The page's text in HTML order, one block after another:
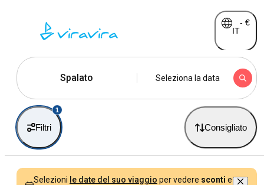
IT
- €
Spalato Seleziona la data
Filtri
1
Consigliato
Selezioni le date del suo viaggio per vedere sconti e